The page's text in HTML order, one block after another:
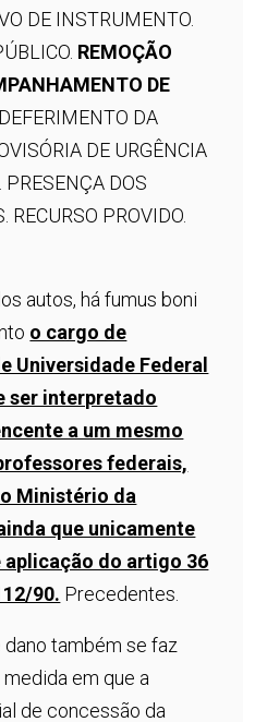
DE INSTRUMENTO.
REMOÇÃO
DE
DEFERIMENTO DA
DE URGÊNCIA
PRESENÇA DOS
RECURSO PROVIDO.
autos, há fumus boni
o cargo de
Universidade Federal
ser interpretado
a um mesmo
federais,
Ministério da
que unicamente
aplicação do artigo 36
90. Precedentes.
dano também se faz
em que a
de concessão da